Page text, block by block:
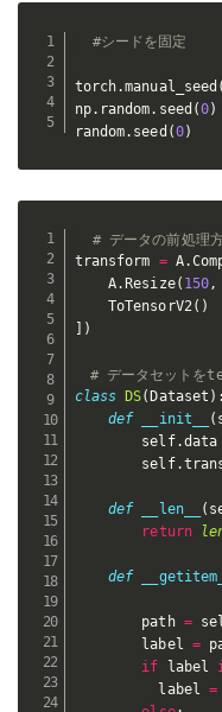
#シードを固定
torch.manual_seed
np. random. seed (0)
random. seed (0)
# データの前処理
transform = A.
    A
. Resize( 150,
    ToTensorV2
( )
)
# データセットを
class
DS( Dataset ) :
def
__init__ (
        self
.
        self
.
def __len__ (
return
def
        path
=
        label
=
if label
          label
=